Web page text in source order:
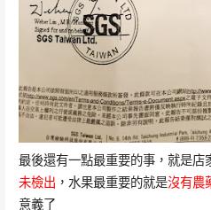
最後還有一點最重要的事，就是店
未檢出 ，水果最重要的就是沒有農
意義了